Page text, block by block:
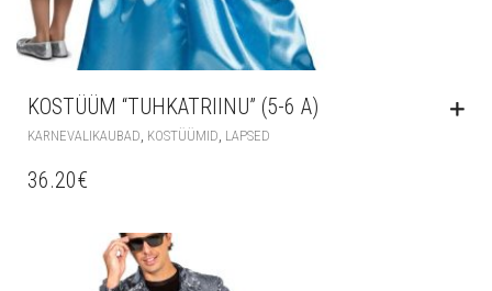
KOSTÜÜM “TUHKATRIINU” (5-6 A)
KARNEVALIKAUBAD, KOSTÜÜMID, LAPSED
36.20€